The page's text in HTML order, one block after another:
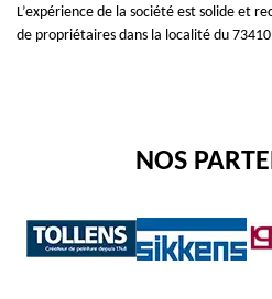
L’expérience de la société est solide et
de propriétaires dans la localité du
NOS